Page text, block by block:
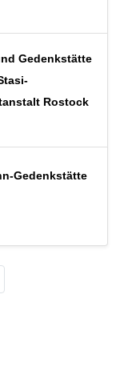
Gedenkstätte
Rostock
Gedenkstätte